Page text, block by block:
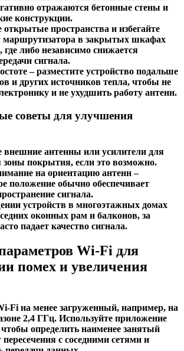
отражаются бетонные стены и
конструкции.
открытые пространства и избегайте
маршрутизатора в закрытых шкафах
либо независимо снижается
сигнала.
– разместите устройство подальше
и других источников тепла, чтобы не
и не ухудшить работу антенн.
советы для улучшения
внешние антенны или усилители для
покрытия, если это возможно.
на ориентацию антенн –
положение обычно обеспечивает
сигнала.
устройств в многоэтажных домах
оконных рам и балконов, за
падает качество сигнала.
Wi-Fi для
помех и увеличения
Fi на менее загруженный, например, на
2,4 ГГц. Используйте приложение
чтобы определить наименее занятый
с соседними сетями и